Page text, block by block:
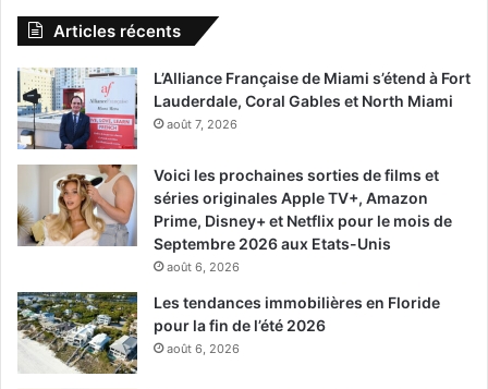
Articles récents
L’Alliance Française de Miami s’étend à Fort
Lauderdale, Coral Gables et North Miami
août 7, 2026
Voici les prochaines sorties de films et
séries originales Apple TV+, Amazon
Prime, Disney+ et Netflix pour le mois de
Septembre 2026 aux Etats-Unis
août 6, 2026
Les tendances immobilières en Floride
pour la fin de l’été 2026
août 6, 2026